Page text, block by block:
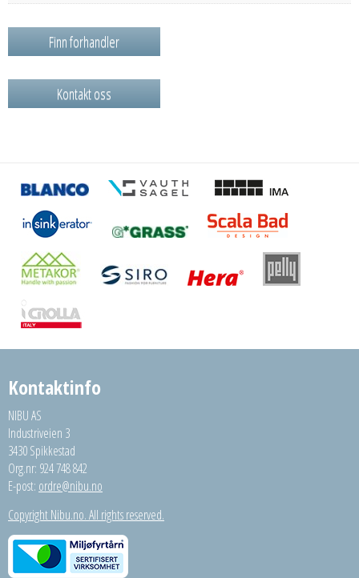
Finn forhandler
Kontakt oss
Kontaktinfo
NIBU AS
Industriveien 3
3430 Spikkestad
Org.nr: 924 748 842
E-post: ordre@nibu.no
Copyright Nibu.no. All rights reserved.